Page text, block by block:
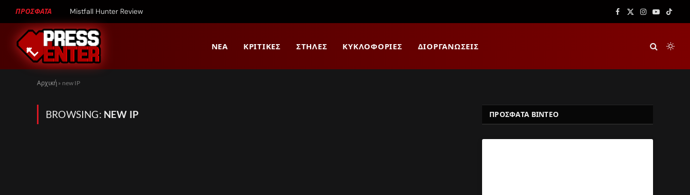
ΠΡΟΣΦΑΤΑ Mistfall Hunter Review Facebook
X
Instagram
YouTube
TikTok
ΝΈΑ ΚΡΙΤΙΚΈΣ ΣΤΉΛΕΣ ΚΥΚΛΟΦΟΡΊΕΣ ΔΙΟΡΓΑΝΏΣΕΙΣ
Αρχική » new IP
BROWSING: NEW IP ΠΡΟΣΦΑΤΑ ΒΙΝΤΕΟ